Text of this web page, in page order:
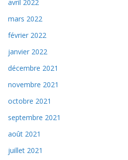
avril 2022
mars 2022
février 2022
janvier 2022
décembre 2021
novembre 2021
octobre 2021
septembre 2021
août 2021
juillet 2021